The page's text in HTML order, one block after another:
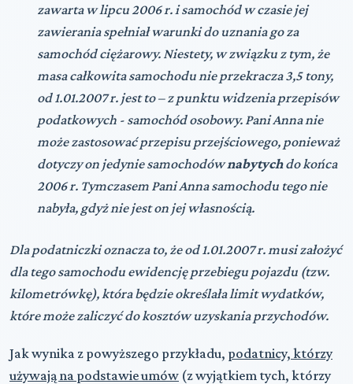
zawarta w lipcu 2006 r. i samochód w czasie jej
zawierania spełniał warunki do uznania go za
samochód ciężarowy. Niestety, w związku z tym, że
masa całkowita samochodu nie przekracza 3,5 tony,
od 1.01.2007 r. jest to – z punktu widzenia przepisów
podatkowych - samochód osobowy. Pani Anna nie
może zastosować przepisu przejściowego, ponieważ
dotyczy on jedynie samochodównabytychdo końca
2006 r. Tymczasem Pani Anna samochodu tego nie
nabyła, gdyż nie jest on jej własnością.
Dla podatniczki oznacza to, że od 1.01.2007 r. musi założyć
dla tego samochodu ewidencję przebiegu pojazdu (tzw.
kilometrówkę), która będzie określała limit wydatków,
które może zaliczyć do kosztów uzyskania przychodów.
Jak wynika z powyższego przykładu, podatnicy, którzy
używają na podstawie umów (z wyjątkiem tych, którzy